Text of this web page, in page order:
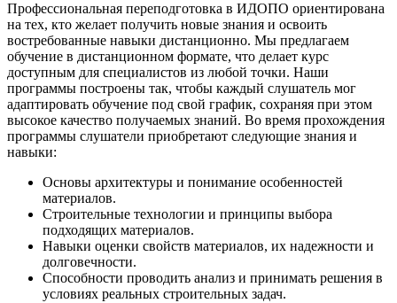
Профессиональная переподготовка в ИДОПО ориентирована
на тех, кто желает получить новые знания и освоить
востребованные навыки дистанционно. Мы предлагаем
обучение в дистанционном формате, что делает курс
доступным для специалистов из любой точки. Наши
программы построены так, чтобы каждый слушатель мог
адаптировать обучение под свой график, сохраняя при этом
высокое качество получаемых знаний. Во время прохождения
программы слушатели приобретают следующие знания и
навыки:
Основы архитектуры и понимание особенностей
материалов.
Строительные технологии и принципы выбора
подходящих материалов.
Навыки оценки свойств материалов, их надежности и
долговечности.
Способности проводить анализ и принимать решения в
условиях реальных строительных задач.